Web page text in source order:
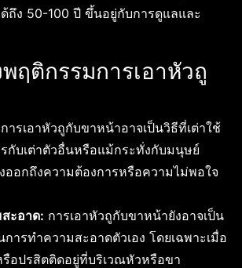
ถึง 50-100 ปี ขึ้นอยู่กับการดูแลและ
ฤติกรรมการเอาหัวถู
การเอาหัวถูกับขาหน้าอาจเป็นวิธีที่เต่าใช้
กับเต่าตัวอื่นหรือแม้กระทั่งกับมนุษย์
ออกถึงความต้องการหรือความไม่พอใจ
ะอาด: การเอาหัวถูกับขาหน้ายังอาจเป็น
การทำความสะอาดตัวเอง โดยเฉพาะเมื่อ
อปรสิตติดอยู่ที่บริเวณหัวหรือขา